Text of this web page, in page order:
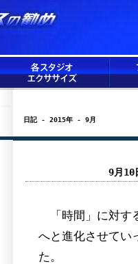
日記 - 2015年 - 9月
9月10
「時間」に対す
へと進化させてい
た。